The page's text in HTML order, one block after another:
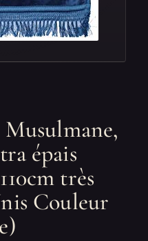
épais
très
Couleur